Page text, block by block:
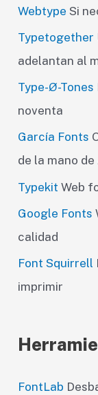
Webtype Si
Typetogether
adelantan al
Type-Ø-Tones
noventa
García Fonts
de la mano
Typekit Web
Google Fonts
calidad
Font Squirrell
imprimir
FontLab